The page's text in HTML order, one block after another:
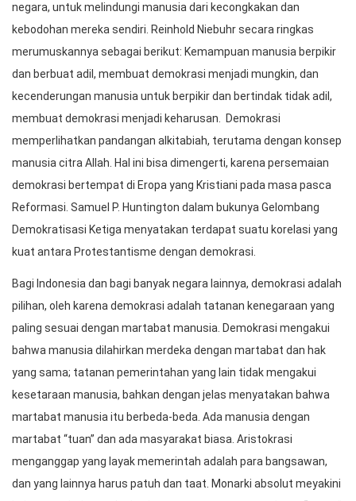
negara, untuk melindungi manusia dari kecongkakan dan
kebodohan mereka sendiri. Reinhold Niebuhr secara ringkas
merumuskannya sebagai berikut: Kemampuan manusia berpikir
dan berbuat adil, membuat demokrasi menjadi mungkin, dan
kecenderungan manusia untuk berpikir dan bertindak tidak adil,
membuat demokrasi menjadi keharusan. Demokrasi
memperlihatkan pandangan alkitabiah, terutama dengan konsep
manusia citra Allah. Hal ini bisa dimengerti, karena persemaian
demokrasi bertempat di Eropa yang Kristiani pada masa pasca
Reformasi. Samuel P. Huntington dalam bukunya Gelombang
Demokratisasi Ketiga menyatakan terdapat suatu korelasi yang
kuat antara Protestantisme dengan demokrasi.
Bagi Indonesia dan bagi banyak negara lainnya, demokrasi adalah
pilihan, oleh karena demokrasi adalah tatanan kenegaraan yang
paling sesuai dengan martabat manusia. Demokrasi mengakui
bahwa manusia dilahirkan merdeka dengan martabat dan hak
yang sama; tatanan pemerintahan yang lain tidak mengakui
kesetaraan manusia, bahkan dengan jelas menyatakan bahwa
martabat manusia itu berbeda-beda. Ada manusia dengan
martabat “tuan” dan ada masyarakat biasa. Aristokrasi
menganggap yang layak memerintah adalah para bangsawan,
dan yang lainnya harus patuh dan taat. Monarki absolut meyakini